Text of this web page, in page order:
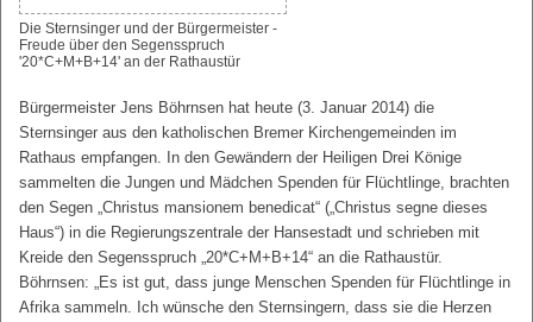
Die Sternsinger und der Bürgermeister -
Freude über den Segensspruch
'20*C+M+B+14' an der Rathaustür
Bürgermeister Jens Böhrnsen hat heute (3. Januar 2014) die
Sternsinger aus den katholischen Bremer Kirchengemeinden im
Rathaus empfangen. In den Gewändern der Heiligen Drei Könige
sammelten die Jungen und Mädchen Spenden für Flüchtlinge, brachten
den Segen „Christus mansionem benedicat“ („Christus segne dieses
Haus“) in die Regierungszentrale der Hansestadt und schrieben mit
Kreide den Segensspruch „20*C+M+B+14“ an die Rathaustür.
Böhrnsen: „Es ist gut, dass junge Menschen Spenden für Flüchtlinge in
Afrika sammeln. Ich wünsche den Sternsingern, dass sie die Herzen